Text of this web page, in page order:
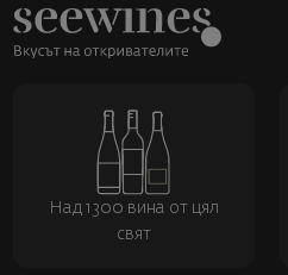
Над 1300 вина от цял
свят